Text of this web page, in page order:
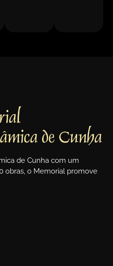
de Cunha com um
obras, o Memorial promove